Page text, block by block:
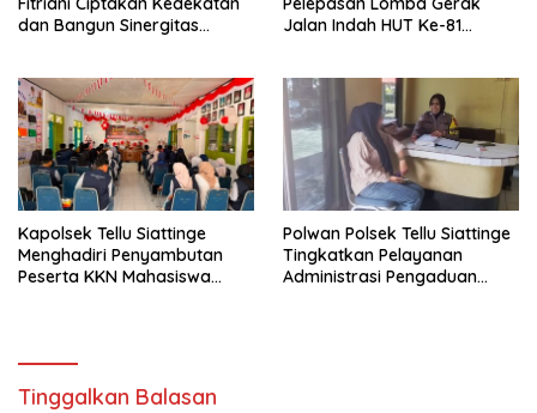
dan Bangun Sinergitas
Jalan Indah HUT Ke-81
Kapolsek Tellu Siattinge
Menghadiri Penyambutan
Peserta KKN Mahasiswa
Polwan Polsek Tellu Siattinge
Tingkatkan Pelayanan
Administrasi Pengaduan
Tinggalkan Balasan